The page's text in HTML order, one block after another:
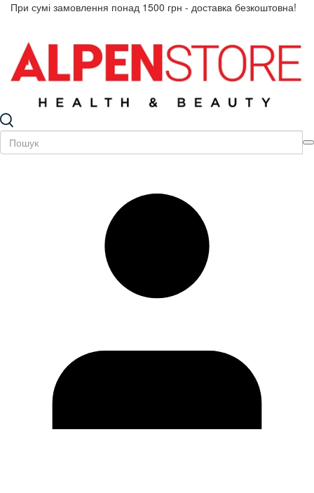
При сумі замовлення понад 1500 грн - доставка безкоштовна!